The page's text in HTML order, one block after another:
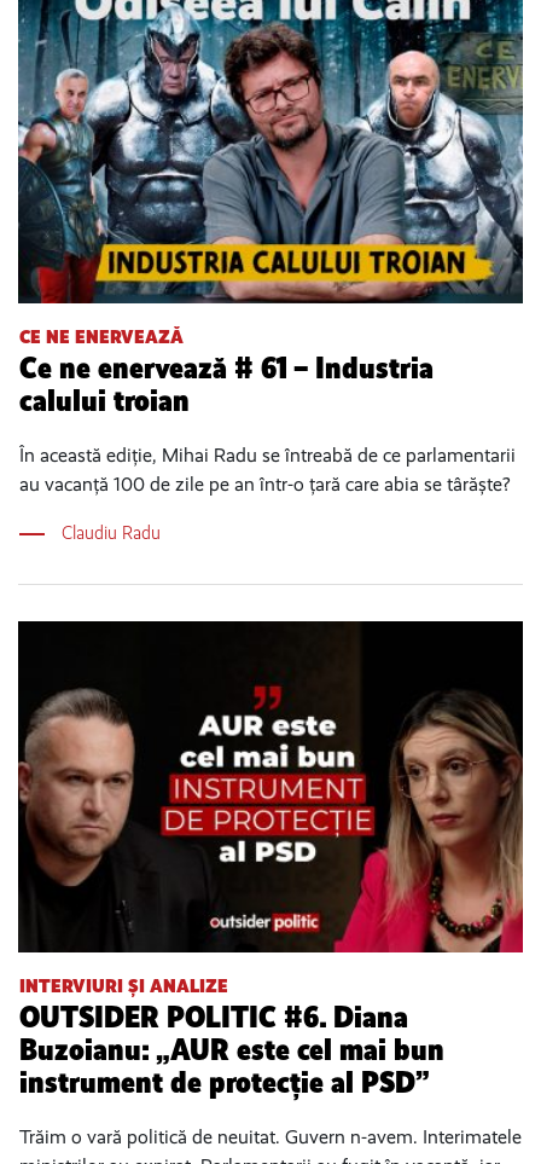
CE NE ENERVEAZĂ
Ce ne enervează # 61 – Industria
calului troian
În această ediție, Mihai Radu se întreabă de ce parlamentarii
au vacanță 100 de zile pe an într-o țară care abia se târăște?
Claudiu Radu
INTERVIURI ȘI ANALIZE
OUTSIDER POLITIC #6. Diana
Buzoianu: „AUR este cel mai bun
instrument de protecție al PSD”
Trăim o vară politică de neuitat. Guvern n-avem. Interimatele